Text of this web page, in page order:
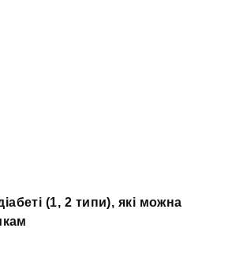
(1, 2 типи), які можна